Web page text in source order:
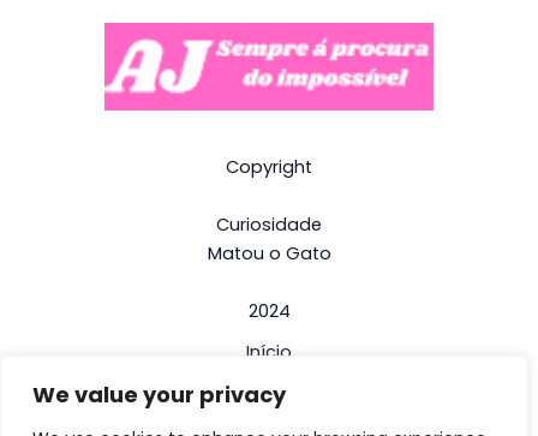
We value your privacy
Copyright
Curiosidade
Matou o Gato
2024
Início
Termos e Condições